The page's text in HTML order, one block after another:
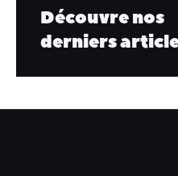
Découvre nos
derniers